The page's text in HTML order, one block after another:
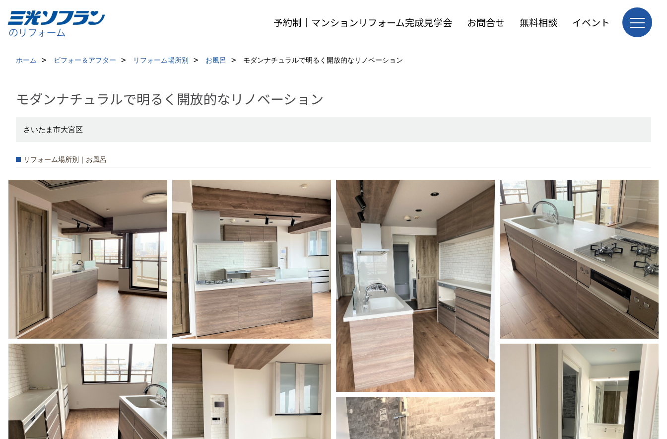
予約制｜マンションリフォーム完成見学会 お問合せ 無料相談 イベント
ホーム ビフォー＆アフター リフォーム場所別 お風呂 モダンナチュラルで明るく開放的なリノベーション
モダンナチュラルで明るく開放的なリノベーション
さいたま市大宮区
リフォーム場所別｜お風呂